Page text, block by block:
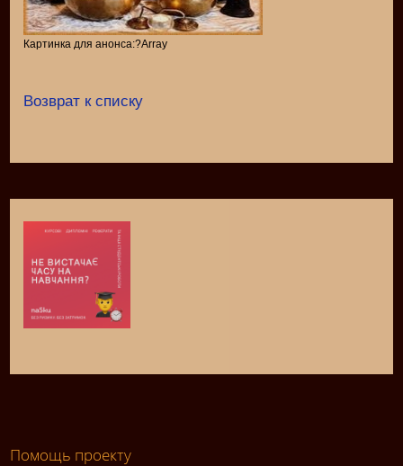
Картинка для анонса:?Array
Возврат к списку
Помощь проекту